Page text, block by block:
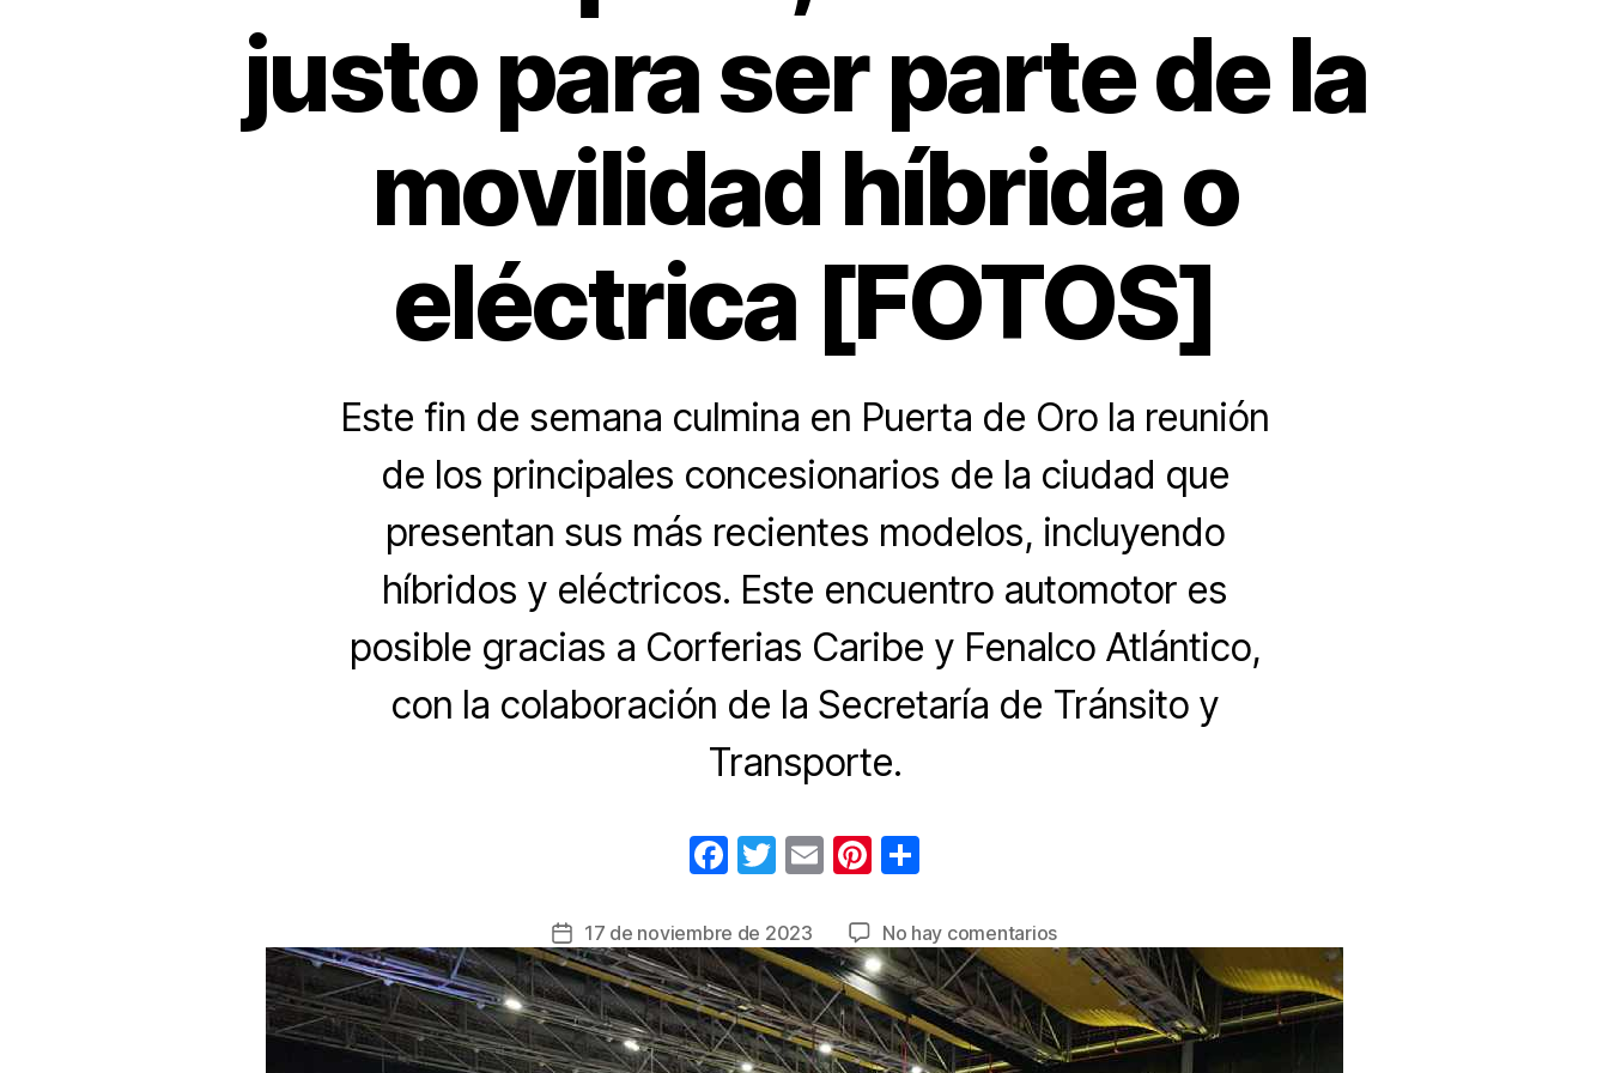
justo para ser parte de la
movilidad híbrida o
eléctrica [FOTOS]
Este fin de semana culmina en Puerta de Oro la reunión
de los principales concesionarios de la ciudad que
presentan sus más recientes modelos, incluyendo
híbridos y eléctricos. Este encuentro automotor es
posible gracias a Corferias Caribe y Fenalco Atlántico,
con la colaboración de la Secretaría de Tránsito y
Transporte.
F
c
e
b
o
T
tt
er
E
ail
Pi
er
e
st
m
p
ar
tir
Fecha
de
la
entrada
17 de noviembre de 2023 No hay comentariosen
Autofest
2023
en
Barranquilla,